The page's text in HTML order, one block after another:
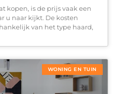
kopen, is de prijs vaak een
u naar kijkt. De kosten
van het type haard,
WONING EN TUIN